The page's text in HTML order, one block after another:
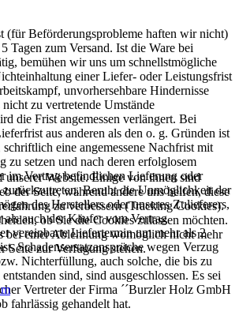
(für Beförderungsprobleme haften wir nicht)
Tagen zum Versand. Ist die Ware bei
bemühen wir uns um schnellstmögliche
einer Liefer- oder Leistungsfrist
unvorhersehbare Hindernisse
zu vertretende Umstände
die Frist angemessen verlängert. Bei
aus anderen als den o. g. Gründen ist
eine angemessene Nachfrist mit
zu setzen und nach deren erfolglosem
im Vertrag befindlichen Lieferung oder
Beruht die Unmöglichkeit der
des Herstellers oder unseres Zulieferers,
auch der Käufer vom Vertrag
vereinbarte Liefertermin um mehr als 2
Schadensersatzansprüche wegen Verzug
Nichterfüllung, auch solche, die bis zu
sind, sind ausgeschlossen. Es sei
Vertreter der Firma ´´Burzler Holz GmbH
fahrlässig gehandelt hat.
unserer Website. Einige von ihnen sind
der Seite, während andere uns helfen, diese
zu verbessern (Tracking Cookies).
ob Sie die Cookies zulassen möchten.
bei einer Ablehnung womöglich nicht mehr
Seite zur Verfügung stehen.